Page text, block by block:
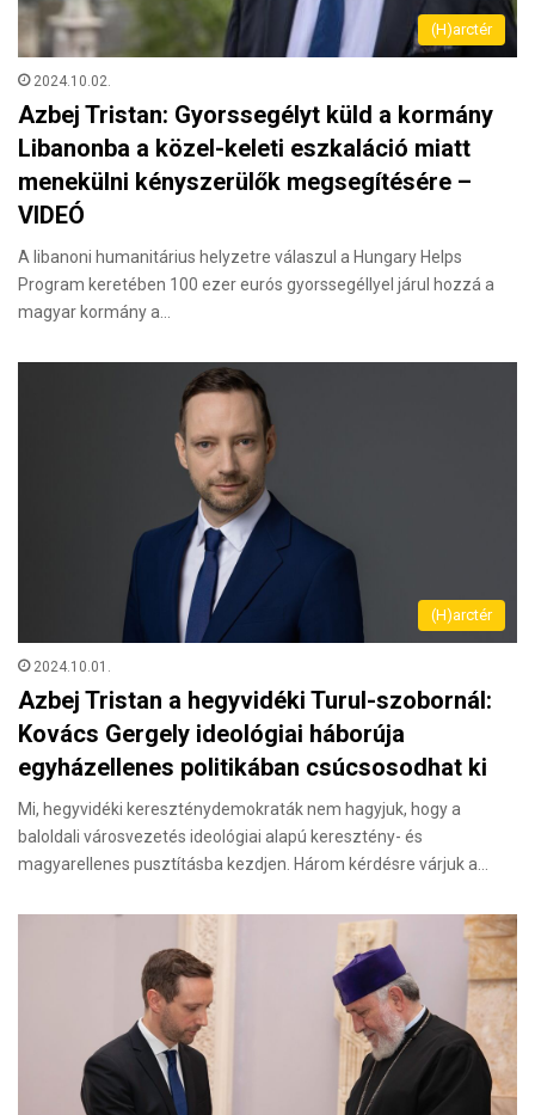
(H)arctér
2024.10.02.
Azbej Tristan: Gyorssegélyt küld a kormány
Libanonba a közel-keleti eszkaláció miatt
menekülni kényszerülők megsegítésére –
VIDEÓ
A libanoni humanitárius helyzetre válaszul a Hungary Helps
Program keretében 100 ezer eurós gyorssegéllyel járul hozzá a
magyar kormány a…
(H)arctér
2024.10.01.
Azbej Tristan a hegyvidéki Turul-szobornál:
Kovács Gergely ideológiai háborúja
egyházellenes politikában csúcsosodhat ki
Mi, hegyvidéki kereszténydemokraták nem hagyjuk, hogy a
baloldali városvezetés ideológiai alapú keresztény- és
magyarellenes pusztításba kezdjen. Három kérdésre várjuk a…